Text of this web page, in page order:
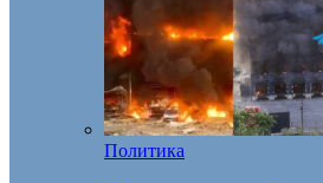
Политика